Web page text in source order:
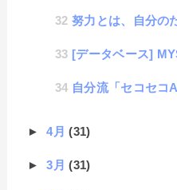
努力とは、自分のためにする
[データベース] MYSQLのイ
自分流「セコセコAI課金術
►4月(31)
►3月(31)